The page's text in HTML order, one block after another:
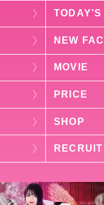
NEW
MOVIE
PRICE
SHOP
RECRUIT